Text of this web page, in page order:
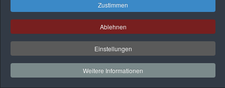
Zustimmen
Ablehnen
Einstellungen
Weitere Informationen